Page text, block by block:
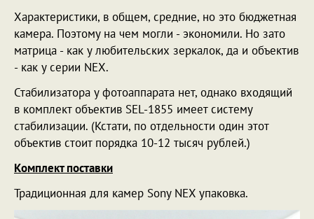
Характеристики, в общем, средние, но это бюджетная
камера. Поэтому на чем могли - экономили. Но зато
матрица - как у любительских зеркалок, да и объектив
- как у серии NEX.
Стабилизатора у фотоаппарата нет, однако входящий
в комплект объектив SEL-1855 имеет систему
стабилизации. (Кстати, по отдельности один этот
объектив стоит порядка 10-12 тысяч рублей.)
Комплект поставки
Традиционная для камер Sony NEX упаковка.